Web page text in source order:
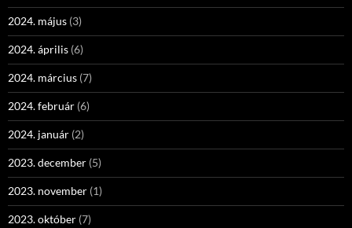
2024. május (3)
2024. április (6)
2024. március (7)
2024. február (6)
2024. január (2)
2023. december (5)
2023. november (1)
2023. október (7)